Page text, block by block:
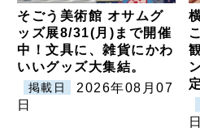
そごう美術館 オサムグ
ッズ展8/31(月)まで開催
中！文具に、雑貨にかわ
いいグッズ大集結。
掲載日
2026年08月07
日
日